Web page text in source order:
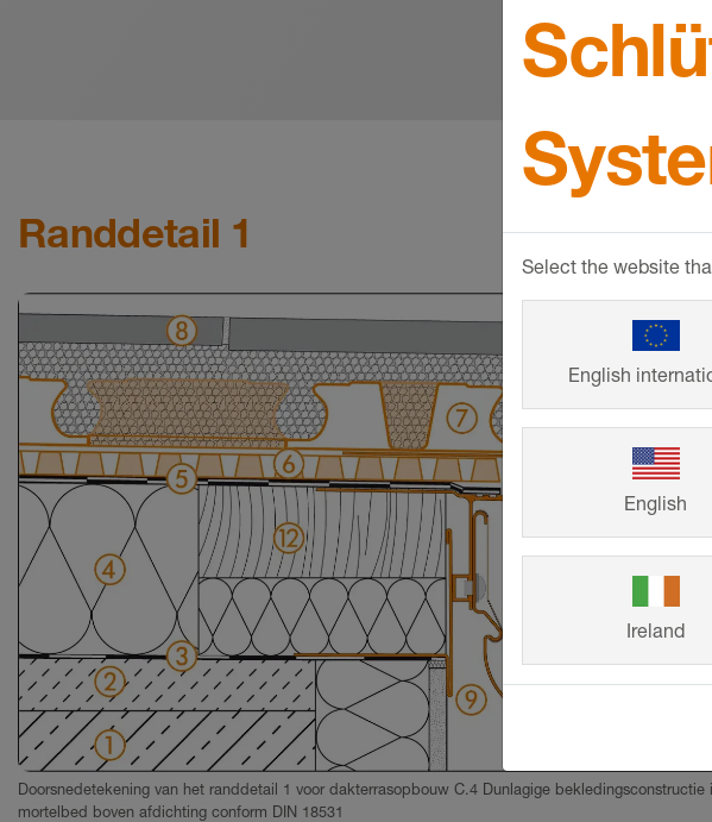
Randdetail 1
Doorsnedetekening van het randdetail 1 voor dakterrasopbouw C.4 Dunlagige bekledingsconstructie
mortelbed boven afdichting conform DIN 18531
Select the website
English
English
Ireland